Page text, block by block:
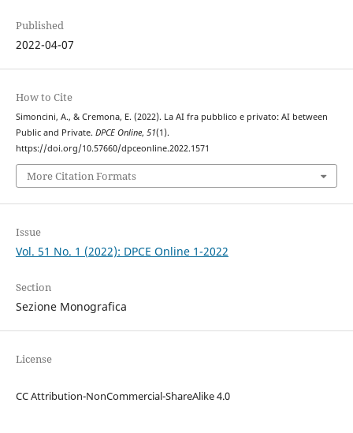
Published
2022-04-07
How to Cite
Simoncini, A., & Cremona, E. (2022). La AI fra pubblico e privato: AI between
Public and Private. DPCE Online, 51(1).
https://doi.org/10.57660/dpceonline.2022.1571
More Citation Formats
Issue
Vol. 51 No. 1 (2022): DPCE Online 1-2022
Section
Sezione Monografica
License
CC Attribution-NonCommercial-ShareAlike 4.0